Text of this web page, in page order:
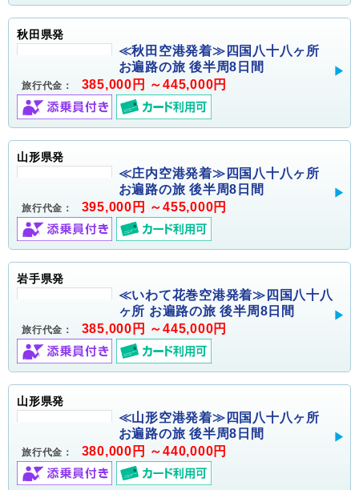
秋田県発
≪秋田空港発着≫四国八十八ヶ所
お遍路の旅 後半周8日間
旅行代金： 385,000円 ～445,000円
山形県発
≪庄内空港発着≫四国八十八ヶ所
お遍路の旅 後半周8日間
旅行代金： 395,000円 ～455,000円
岩手県発
≪いわて花巻空港発着≫四国八十八
ヶ所 お遍路の旅 後半周8日間
旅行代金： 385,000円 ～445,000円
山形県発
≪山形空港発着≫四国八十八ヶ所
お遍路の旅 後半周8日間
旅行代金： 380,000円 ～440,000円